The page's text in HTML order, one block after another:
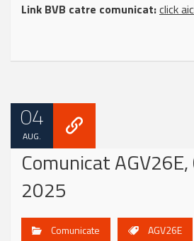
Link BVB catre comunicat:click
04
AUG.
Comunicat
2025
Comunicate AGV26E